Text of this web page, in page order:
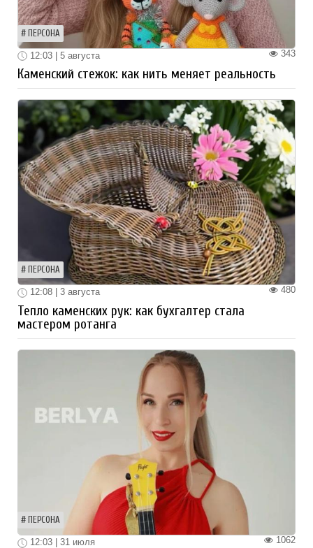
ПЕРСОНА
343
12:03 | 5 августа
Каменский стежок: как нить меняет реальность
ПЕРСОНА
480
12:08 | 3 августа
Тепло каменских рук: как бухгалтер стала
мастером ротанга
ПЕРСОНА
1062
12:03 | 31 июля